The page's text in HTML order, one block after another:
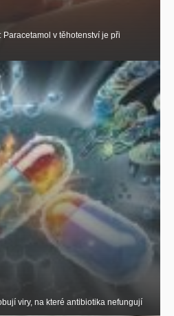
v těhotenství je při
viry, na které antibiotika nefungují